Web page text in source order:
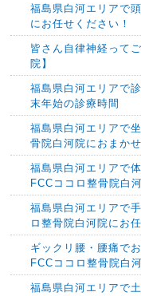
福島県白河エリアで
にお任せください！
皆さん自律神経って
院】
福島県白河エリアで
末年始の診療時間
福島県白河エリアで
骨院白河院におまか
福島県白河エリアで
FCCココロ整骨院白
福島県白河エリアで
ロ整骨院白河院にお
ギックリ腰・腰痛で
FCCココロ整骨院白
福島県白河エリアで